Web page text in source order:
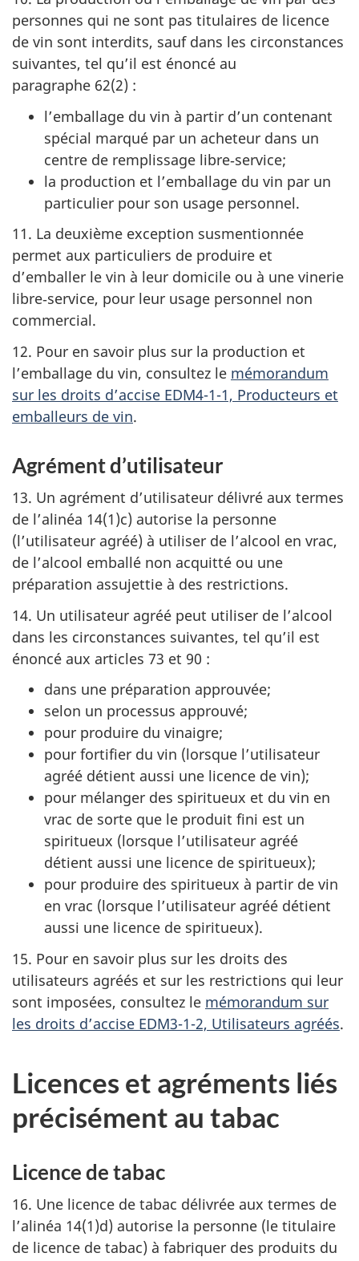
personnes qui ne sont pas titulaires de licence
de vin sont interdits, sauf dans les circonstances
suivantes, tel qu’il est énoncé au
paragraphe 62(2) :
l’emballage du vin à partir d’un contenant
spécial marqué par un acheteur dans un
centre de remplissage libre‑service;
la production et l’emballage du vin par un
particulier pour son usage personnel.
11. La deuxième exception susmentionnée
permet aux particuliers de produire et
d’emballer le vin à leur domicile ou à une vinerie
libre‑service, pour leur usage personnel non
commercial.
12. Pour en savoir plus sur la production et
l’emballage du vin, consultez le mémorandum
sur les droits d’accise EDM4-1-1, Producteurs et
emballeurs de vin.
Agrément d’utilisateur
13. Un agrément d’utilisateur délivré aux termes
de l’alinéa 14(1)c) autorise la personne
(l’utilisateur agréé) à utiliser de l’alcool en vrac,
de l’alcool emballé non acquitté ou une
préparation assujettie à des restrictions.
14. Un utilisateur agréé peut utiliser de l’alcool
dans les circonstances suivantes, tel qu’il est
énoncé aux articles 73 et 90 :
dans une préparation approuvée;
selon un processus approuvé;
pour produire du vinaigre;
pour fortifier du vin (lorsque l’utilisateur
agréé détient aussi une licence de vin);
pour mélanger des spiritueux et du vin en
vrac de sorte que le produit fini est un
spiritueux (lorsque l’utilisateur agréé
détient aussi une licence de spiritueux);
pour produire des spiritueux à partir de vin
en vrac (lorsque l’utilisateur agréé détient
aussi une licence de spiritueux).
15. Pour en savoir plus sur les droits des
utilisateurs agréés et sur les restrictions qui leur
sont imposées, consultez le mémorandum sur
les droits d’accise EDM3-1-2, Utilisateurs agréés.
Licences et agréments liés
précisément au tabac
Licence de tabac
16. Une licence de tabac délivrée aux termes de
l’alinéa 14(1)d) autorise la personne (le titulaire
de licence de tabac) à fabriquer des produits du